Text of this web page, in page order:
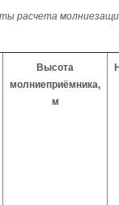
расчета
Высота
молниеприёмника,
м